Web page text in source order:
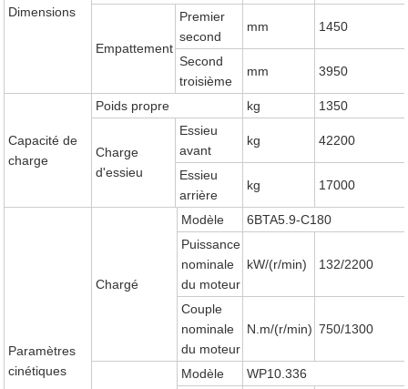
Dimensions
Empattement
Premier
second
mm 1450
Second
troisième
mm 3950
Capacité de
charge
Poids propre kg 1350
Charge
d'essieu
Essieu
avant
kg 42200
Essieu
arrière
kg 17000
Paramètres
cinétiques
Chargé
Modèle
6BTA5.9-C180
Puissance
nominale
du moteur
kW/(r/min) 132/2200
Couple
nominale
du moteur
N.m/(r/min) 750/1300
Modèle
WP10.336